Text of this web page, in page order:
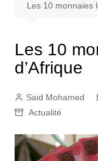
Les 10 monnaies
Les 10
d’Afrique
Said Mohamed
Actualité